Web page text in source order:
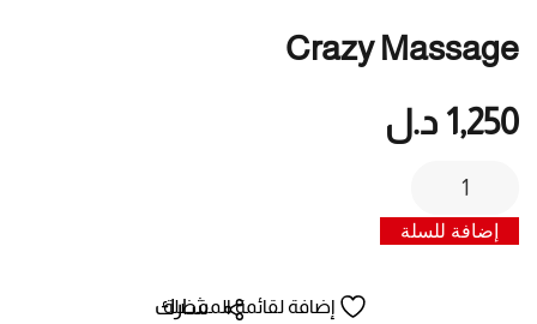
Crazy Massage
1,250 د.ل
massage
إضافة للسلة
إضافة لقائمة المفضلة
شارك